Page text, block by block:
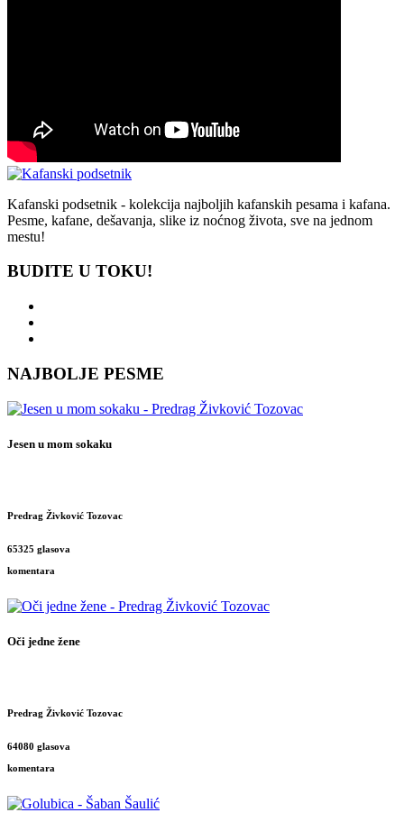
Kafanski podsetnik - kolekcija najboljih kafanskih pesama i kafana.
Pesme, kafane, dešavanja, slike iz noćnog života, sve na jednom
mestu!
BUDITE U TOKU!
NAJBOLJE PESME
Jesen u mom sokaku
Predrag Živković Tozovac
65325 glasova
komentara
Oči jedne žene
Predrag Živković Tozovac
64080 glasova
komentara